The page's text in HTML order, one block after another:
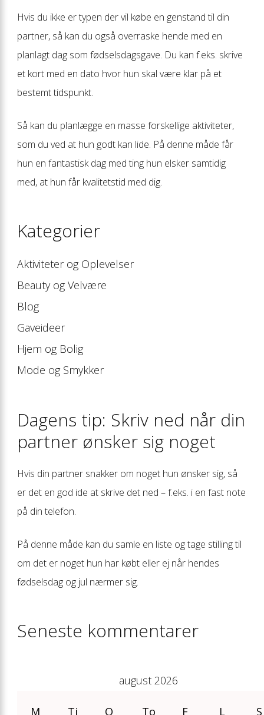
Hvis du ikke er typen der vil købe en genstand til din
partner, så kan du også overraske hende med en
planlagt dag som fødselsdagsgave. Du kan f.eks. skrive
et kort med en dato hvor hun skal være klar på et
bestemt tidspunkt.
Så kan du planlægge en masse forskellige aktiviteter,
som du ved at hun godt kan lide. På denne måde får
hun en fantastisk dag med ting hun elsker samtidig
med, at hun får kvalitetstid med dig.
Kategorier
Aktiviteter og Oplevelser
Beauty og Velvære
Blog
Gaveideer
Hjem og Bolig
Mode og Smykker
Dagens tip: Skriv ned når din
partner ønsker sig noget
Hvis din partner snakker om noget hun ønsker sig, så
er det en god ide at skrive det ned – f.eks. i en fast note
på din telefon.
På denne måde kan du samle en liste og tage stilling til
om det er noget hun har købt eller ej når hendes
fødselsdag og jul nærmer sig.
Seneste kommentarer
august 2026
M Ti O To F L S